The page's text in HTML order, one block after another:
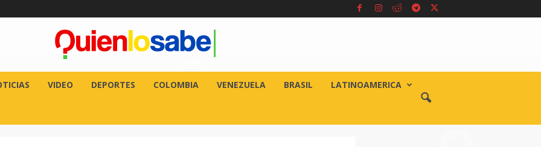
VIDEO DEPORTES COLOMBIA VENEZUELA BRASIL LATINOAMERICA